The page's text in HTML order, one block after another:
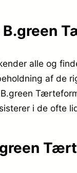
B.green
alle og
af de
i de ofte